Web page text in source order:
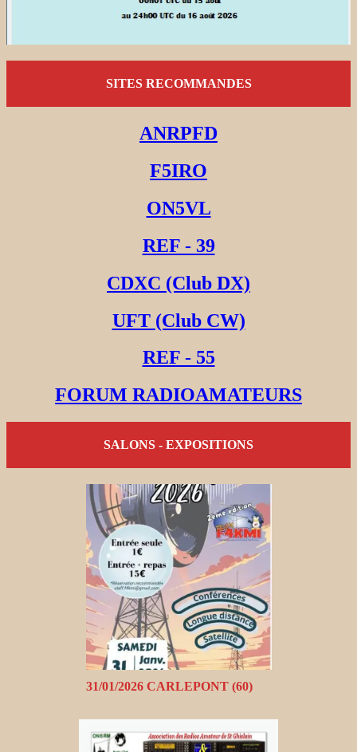
SITES RECOMMANDES
ANRPFD
F5IRO
ON5VL
REF - 39
CDXC (Club DX)
UFT (Club CW)
REF - 55
FORUM RADIOAMATEURS
SALONS - EXPOSITIONS
31/01/2026 CARLEPONT (60)